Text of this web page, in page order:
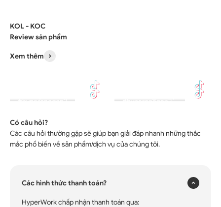
KOL - KOC
Xem thêm
#hyperonegen2 #hyperonegen2
Có câu hỏi?
Các câu hỏi thường gặp sẽ giúp bạn giải đáp nhanh những thắc
mắc phổ biến về sản phẩm/dịch vụ của chúng tôi.
Các hình thức thanh toán?
HyperWork chấp nhận thanh toán qua: